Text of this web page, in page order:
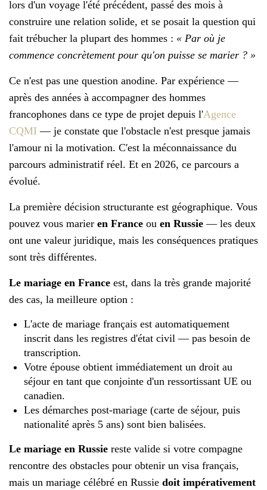
lors d'un voyage l'été précédent, passé des mois à
construire une relation solide, et se posait la question qui
fait trébucher la plupart des hommes : « Par où je
commence concrètement pour qu'on puisse se marier ? »
Ce n'est pas une question anodine. Par expérience —
après des années à accompagner des hommes
francophones dans ce type de projet depuis l'Agence
CQMI — je constate que l'obstacle n'est presque jamais
l'amour ni la motivation. C'est la méconnaissance du
parcours administratif réel. Et en 2026, ce parcours a
évolué.
La première décision structurante est géographique. Vous
pouvez vous marier en France ou en Russie — les deux
ont une valeur juridique, mais les conséquences pratiques
sont très différentes.
Le mariage en France est, dans la très grande majorité
des cas, la meilleure option :
L'acte de mariage français est automatiquement
inscrit dans les registres d'état civil — pas besoin de
transcription.
Votre épouse obtient immédiatement un droit au
séjour en tant que conjointe d'un ressortissant UE ou
canadien.
Les démarches post-mariage (carte de séjour, puis
nationalité après 5 ans) sont bien balisées.
Le mariage en Russie reste valide si votre compagne
rencontre des obstacles pour obtenir un visa français,
mais un mariage célébré en Russie doit impérativement